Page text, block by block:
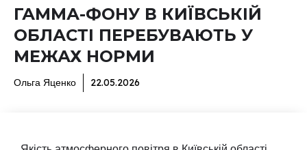
ГАММА-ФОНУ В КИЇВСЬКІЙ
ОБЛАСТІ ПЕРЕБУВАЮТЬ У
МЕЖАХ НОРМИ
Ольга Яценко 22.05.2026